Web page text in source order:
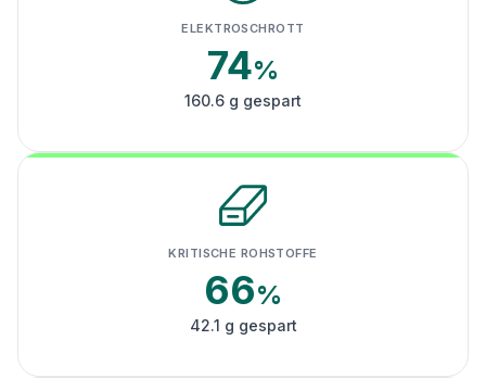
ELEKTROSCHROTT
74%
160.6 g gespart
KRITISCHE ROHSTOFFE
66%
42.1 g gespart